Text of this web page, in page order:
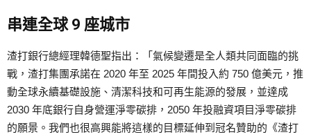
串連全球 9 座城市
渣打銀行總經理韓德聖指出：「氣候變遷是全人類共同面臨的挑
戰，渣打集團承諾在 2020 年至 2025 年間投入約 750 億美元，推
動全球永續基礎設施、清潔科技和可再生能源的發展，並達成
2030 年底銀行自身營運淨零碳排，2050 年投融資項目淨零碳排
的願景。我們也很高興能將這樣的目標延伸到冠名贊助的《渣打